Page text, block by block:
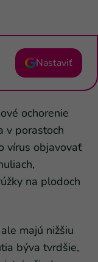
Nastaviť
ochorenie
v porastoch
vírus objavovať
na plodoch
majú nižšiu
býva tvrdšie,